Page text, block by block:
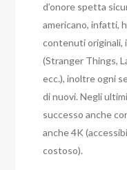
d’onore spetta
americano, infatti,
contenuti originali,
(Stranger Things,
ecc.), inoltre ogni
di nuovi. Negli
successo anche
anche 4K
costoso).